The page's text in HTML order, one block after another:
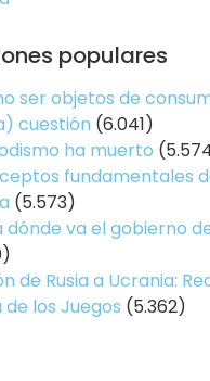
populares
ser objetos de
cuestión (6.041)
ha muerto
fundamentales
(5.573)
dónde va el gobierno
de Rusia a Ucrania:
los Juegos (5.362)